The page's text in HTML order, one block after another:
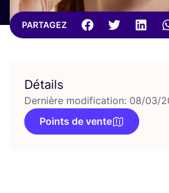
PARTAGEZ
Détails
Dernière modification: 08/03/
Points de vente